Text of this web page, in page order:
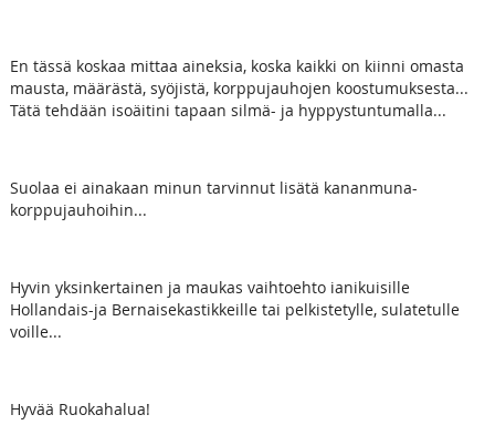
En tässä koskaa mittaa aineksia, koska kaikki on kiinni omasta
mausta, määrästä, syöjistä, korppujauhojen koostumuksesta...
Tätä tehdään isoäitini tapaan silmä- ja hyppystuntumalla...
Suolaa ei ainakaan minun tarvinnut lisätä kananmuna-
korppujauhoihin...
Hyvin yksinkertainen ja maukas vaihtoehto ianikuisille
Hollandais-ja Bernaisekastikkeille tai pelkistetylle, sulatetulle
voille...
Hyvää Ruokahalua!